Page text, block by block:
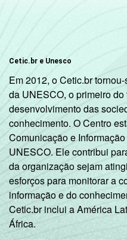
Cetic.br e Unesco
Em 2012, o Cetic.br
da UNESCO, o primeiro
desenvolvimento das
conhecimento. O Centro
Comunicação e
UNESCO. Ele contribui
da organização sejam
esforços para monitorar a
informação e do
Cetic.br inclui a América
África.